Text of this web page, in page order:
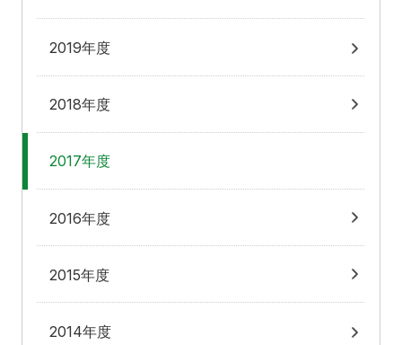
2019年度
2018年度
2017年度
2016年度
2015年度
2014年度